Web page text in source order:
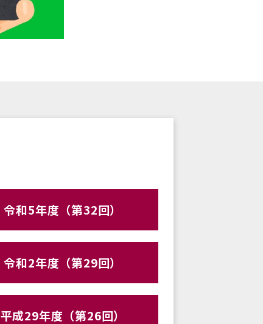
令和5年度（第32回）
令和2年度（第29回）
平成29年度（第26回）